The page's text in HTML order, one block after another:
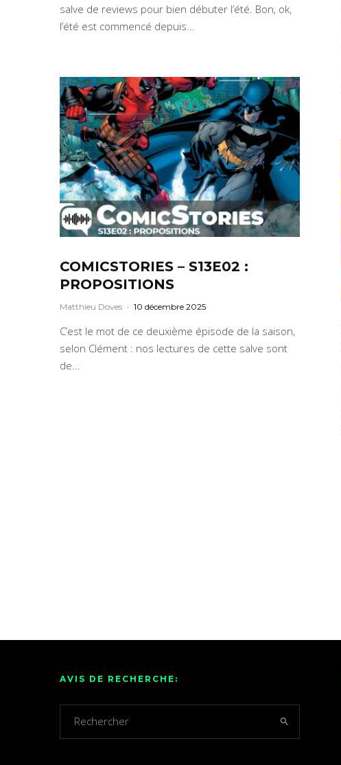
salve de reviews pour bien débuter l’été. Bon, ok,
l’été est commencé depuis...
COMICSTORIES – S13E02 :
PROPOSITIONS
Matthieu Doves · 10 décembre 2025
C’est le mot de ce deuxième épisode de la saison,
selon Clément : nos lectures de cette salve sont
de...
AVIS DE RECHERCHE: